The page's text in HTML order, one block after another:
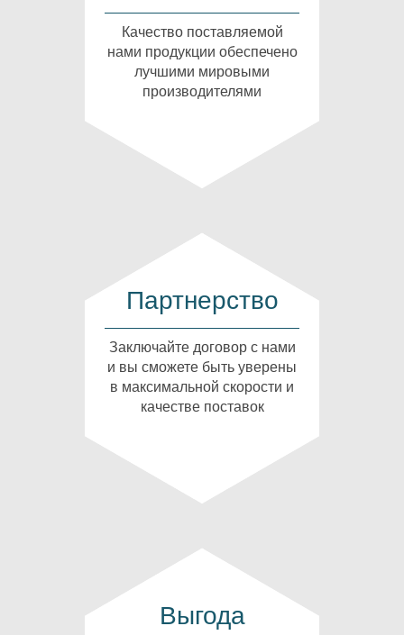
Качество поставляемой
нами продукции обеспечено
лучшими мировыми
производителями
Партнерство
Заключайте договор с нами
и вы сможете быть уверены
в максимальной скорости и
качестве поставок
Выгода